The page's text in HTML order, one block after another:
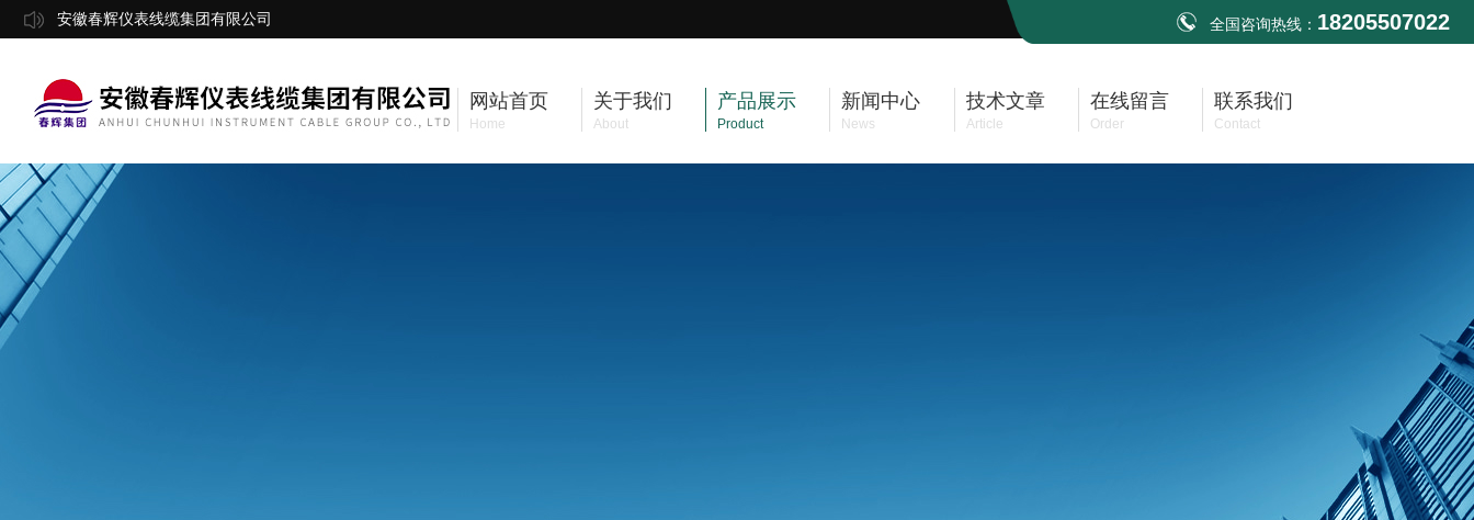
安徽春辉仪表线缆集团有限公司 全国咨询热线： 18205507022
网站首页
Home
关于我们
About
产品展示
Product
新闻中心
News
技术文章
Article
在线留言
Order
联系我们
Contact